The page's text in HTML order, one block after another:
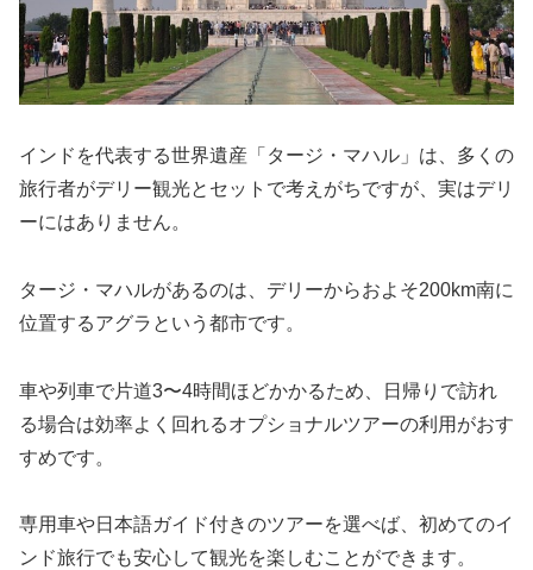
インドを代表する世界遺産「タージ・マハル」は、多くの
旅行者がデリー観光とセットで考えがちですが、実はデリ
ーにはありません。
タージ・マハルがあるのは、デリーからおよそ200km南に
位置するアグラという都市です。
車や列車で片道3〜4時間ほどかかるため、日帰りで訪れ
る場合は効率よく回れるオプショナルツアーの利用がおす
すめです。
専用車や日本語ガイド付きのツアーを選べば、初めてのイ
ンド旅行でも安心して観光を楽しむことができます。